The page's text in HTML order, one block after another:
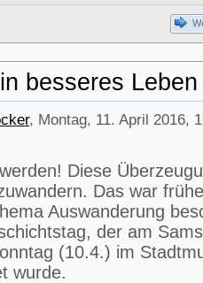
besseres Leben
, Montag, 11. April 2016,
Diese
Das war
Auswanderung
der am
(10.4.) im
wurde.